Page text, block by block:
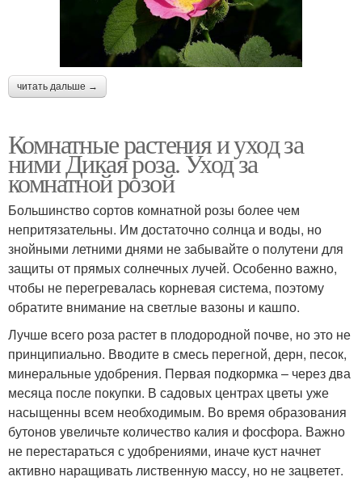
читать дальше →
Комнатные растения и уход за
ними Дикая роза. Уход за
комнатной розой
Большинство сортов комнатной розы более чем
непритязательны. Им достаточно солнца и воды, но
знойными летними днями не забывайте о полутени для
защиты от прямых солнечных лучей. Особенно важно,
чтобы не перегревалась корневая система, поэтому
обратите внимание на светлые вазоны и кашпо.
Лучше всего роза растет в плодородной почве, но это не
принципиально. Вводите в смесь перегной, дерн, песок,
минеральные удобрения. Первая подкормка – через два
месяца после покупки. В садовых центрах цветы уже
насыщенны всем необходимым. Во время образования
бутонов увеличьте количество калия и фосфора. Важно
не перестараться с удобрениями, иначе куст начнет
активно наращивать лиственную массу, но не зацветет.